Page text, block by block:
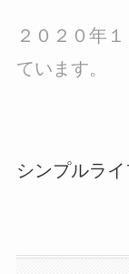
２０２０年
ています。
シンプルラ